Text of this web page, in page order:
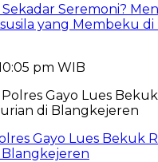
Seremoni?
yang Membeku
pm WIB
Gayo Lues Bekuk